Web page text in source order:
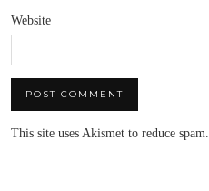
Website
This site uses Akismet to reduce spam.